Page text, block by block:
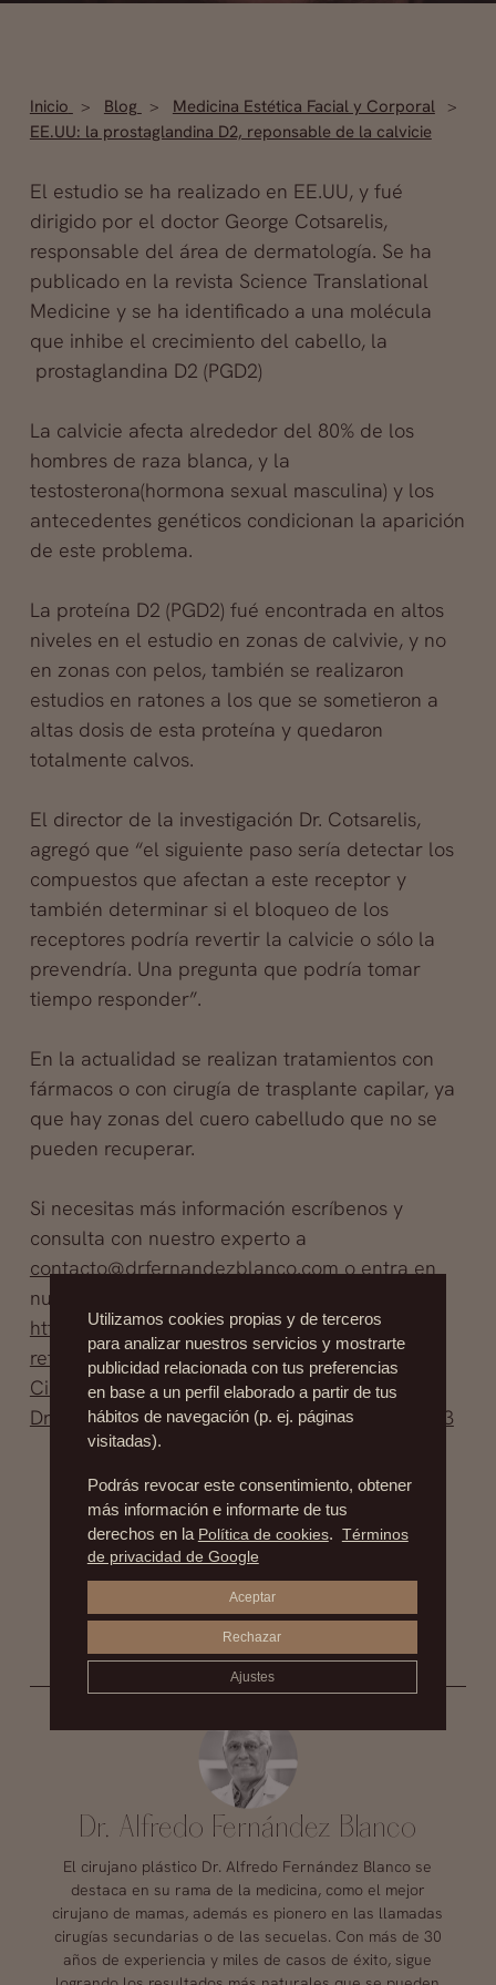
Inicio Blog
Medicina Estética Facial y Corporal
EE.UU: la prostaglandina D2, reponsable de la calvicie
El estudio se ha realizado en EE.UU, y fué
dirigido por el doctor George Cotsarelis,
responsable del área de dermatología. Se ha
publicado en la revista Science Translational
Medicine y se ha identificado a una molécula
que inhibe el crecimiento del cabello, la
prostaglandina D2 (PGD2)
La calvicie afecta alrededor del 80% de los
hombres de raza blanca, y la
testosterona(hormona sexual masculina) y los
antecedentes genéticos condicionan la aparición
de este problema.
La proteína D2 (PGD2) fué encontrada en altos
niveles en el estudio en zonas de calvivie, y no
en zonas con pelos, también se realizaron
estudios en ratones a los que se sometieron a
altas dosis de esta proteína y quedaron
totalmente calvos.
El director de la investigación Dr. Cotsarelis,
agregó que “el siguiente paso sería detectar los
compuestos que afectan a este receptor y
también determinar si el bloqueo de los
receptores podría revertir la calvicie o sólo la
prevendría. Una pregunta que podría tomar
tiempo responder”.
En la actualidad se realizan tratamientos con
fármacos o con cirugía de trasplante capilar, ya
que hay zonas del cuero cabelludo que no se
pueden recuperar.
Si necesitas más información escríbenos y
consulta con nuestro experto a
contacto@drfernandezblanco.como entra en
nuestro Facebook y deja tu pregunta
http://www.facebook.com/?
ref=logo#!/pages/Cl%C3%ADnicas-de-
Cirug%C3%ADa-Y-Medicina-Est%C3%A9tica-
DrFern%C3%A1ndez-Blanco/175259475818553
Dr. Alfredo Fernández Blanco
El cirujano plástico Dr. Alfredo Fernández Blanco se
destaca en su rama de la medicina, como el mejor
cirujano de mamas, además es pionero en las llamadas
cirugías secundarias o de las secuelas. Con más de 30
años de experiencia y miles de casos de éxito, sigue
Utilizamos cookies propias y de terceros
para analizar nuestros servicios y mostrarte
publicidad relacionada con tus preferencias
en base a un perfil elaborado a partir de tus
hábitos de navegación (p. ej. páginas
visitadas).
Podrás revocar este consentimiento, obtener
más información e informarte de tus
derechos en la Política de cookies. Términos
de privacidad de Google
Aceptar
Rechazar
Ajustes